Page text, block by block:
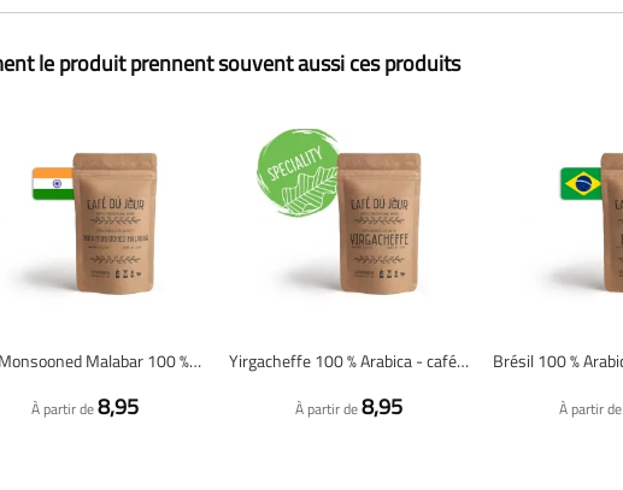
le produit prennent souvent aussi ces produits
Inde Monsooned Malabar 100 % Arabica - café en grains fraîchement torréfié
À partir de8,95
Yirgacheffe 100 % Arabica - café en grains fraîchement torréfié
À partir de8,95 À partir de